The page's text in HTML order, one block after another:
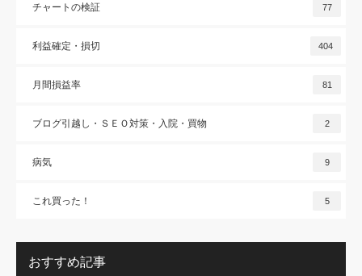
チャートの検証 77
利益確定・損切 404
月間損益率 81
ブログ引越し・ＳＥＯ対策・入院・買物 2
病気 9
これ買った！ 5
おすすめ記事